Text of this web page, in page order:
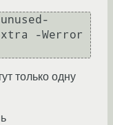
-Werror
только одну